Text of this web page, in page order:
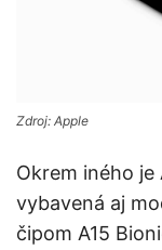
Zdroj: Apple
Okrem iného
vybavená aj
čipom A15